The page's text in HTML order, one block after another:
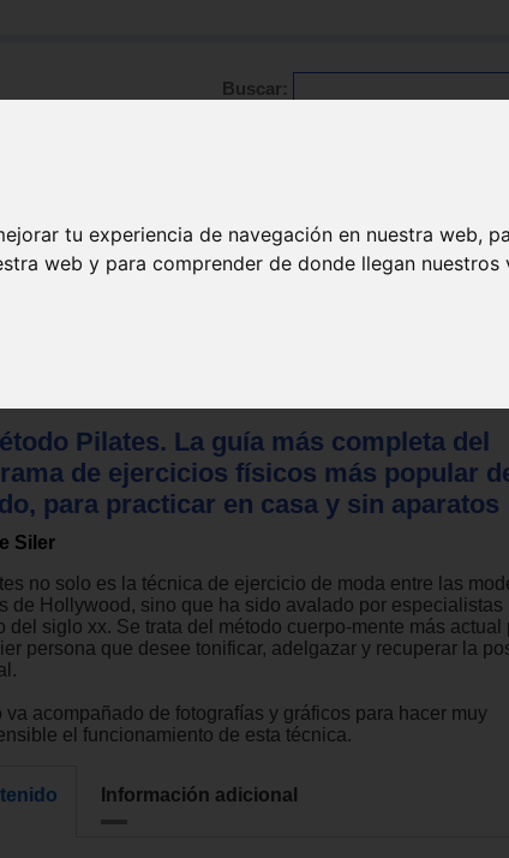
tu experiencia de navegación en nuestra web,
web y para comprender de donde llegan nuestros
Buscar:
Pilates. La guía más completa del
de ejercicios físicos más popular
para practicar en casa y sin aparatos
Siler
no solo es la técnica de ejercicio de moda entre las
de Hollywood, sino que ha sido avalado por especialistas
del siglo xx. Se trata del método cuerpo-mente más actual
persona que desee tonificar, adelgazar y recuperar la
va acompañado de fotografías y gráficos para hacer muy
el funcionamiento de esta técnica.
Información adicional